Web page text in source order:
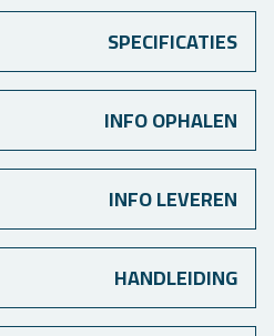
SPECIFICATIES
INFO OPHALEN
INFO LEVEREN
HANDLEIDING